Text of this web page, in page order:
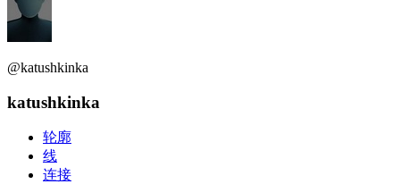
@katushkinka
katushkinka
轮廓
线
连接